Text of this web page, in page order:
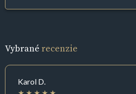
Vybrané recenzie
Karol D.